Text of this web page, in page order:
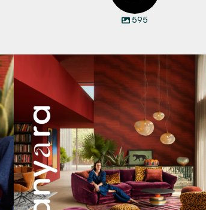
595
Manyara. Inspiriert von der Weite Afrikas.
55 2